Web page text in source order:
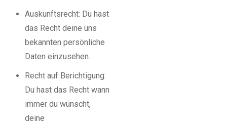
Auskunftsrecht: Du hast
das Recht deine uns
bekannten persönliche
Daten einzusehen.
Recht auf Berichtigung:
Du hast das Recht wann
immer du wünscht,
deine